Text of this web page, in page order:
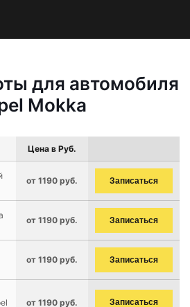
для автомобиля
Mokka
Цена в Руб.
от 1190 руб. Записаться
от 1190 руб. Записаться
от 1190 руб. Записаться
от 1190 руб. Записаться